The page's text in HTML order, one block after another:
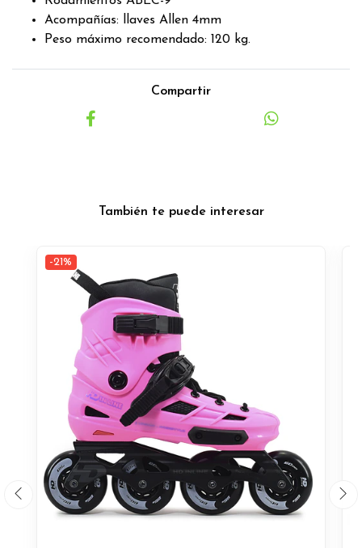
Acompañías: llaves Allen 4mm
Peso máximo recomendado: 120 kg.
Compartir
También te puede interesar
-21%